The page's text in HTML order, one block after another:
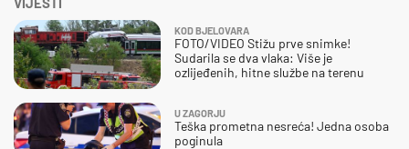
KOD BJELOVARA
FOTO/VIDEO Stižu prve snimke!
Sudarila se dva vlaka: Više je
ozlijeđenih, hitne službe na terenu
U ZAGORJU
Teška prometna nesreća! Jedna osoba
poginula